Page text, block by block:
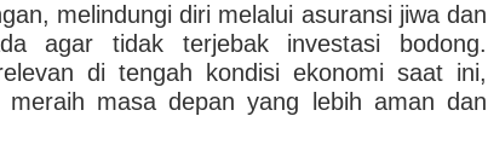
melindungi diri melalui asuransi jiwa dan
agar tidak terjebak investasi bodong.
di tengah kondisi ekonomi saat ini,
masa depan yang lebih aman dan